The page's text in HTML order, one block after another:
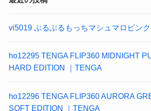
vi5019 ぶるぶるもっちマシュマロピン
ho12295 TENGA FLIP360 MIDNIGHT
HARD EDITION ｜TENGA
ho12296 TENGA FLIP360 AURORA
SOFT EDITION ｜TENGA